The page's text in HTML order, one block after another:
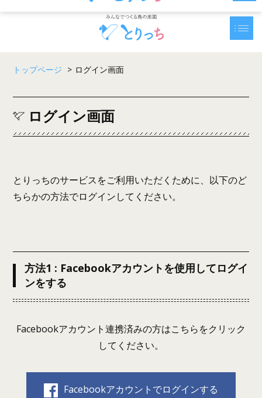
トップページ > ログイン画面
ログイン画面
とりっちのサービスをご利用いただくために、以下のど
ちらかの方法でログインしてください。
方法1 : Facebookアカウントを使用してログイ
ンをする
Facebookアカウント連携済みの方はこちらをクリック
してください。
Facebookアカウントでログインする